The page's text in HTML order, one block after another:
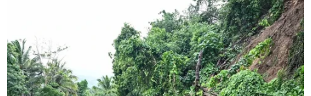
CƠ QUAN CHỦ QUẢN: THÔNG TẤN XÃ VIỆT NAM
Tổng Biên tập: TRẦN TIẾN DUẨN
Phó Tổng Biên tập: NGUYỄN THỊ TÁM, KHÚC THANH